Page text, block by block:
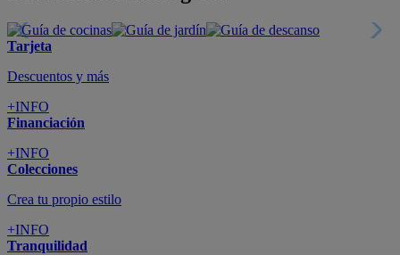
Tarjeta
Descuentos y más
+INFO
Financiación
+INFO
Colecciones
Crea tu propio estilo
+INFO
Tranquilidad